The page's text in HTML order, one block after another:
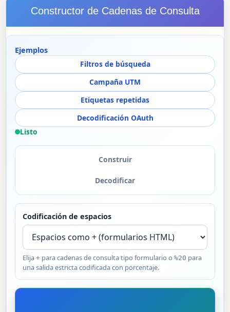
Constructor de Cadenas de Consulta
Ejemplos
Filtros de búsqueda
Campaña UTM
Etiquetas repetidas
Decodificación OAuth
Listo
Construir
Decodificar
Codificación de espacios
Elija +para cadenas de consulta tipo formulario o %20 para
una salida estricta codificada con porcentaje.